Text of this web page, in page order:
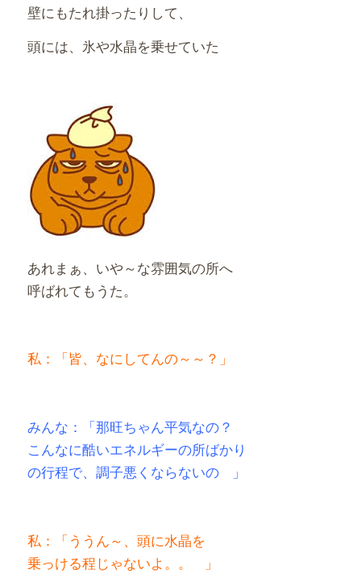
壁にもたれ掛ったりして、
頭には、氷や水晶を乗せていた
あれまぁ、いや～な雰囲気の所へ
呼ばれてもうた。
私：「皆、なにしてんの～～？」
みんな：「那旺ちゃん平気なの？
こんなに酷いエネルギーの所ばかり
の行程で、 調子悪くならないの 」
私：「ううん～、頭に水晶を
乗っける程じゃないよ。。
」